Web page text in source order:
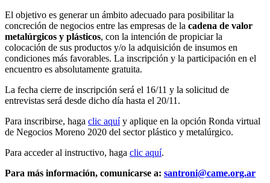
El objetivo es generar un ámbito adecuado para posibilitar la
concreción de negocios entre las empresas de la cadena de valor
metalúrgicos y plásticos, con la intención de propiciar la
colocación de sus productos y/o la adquisición de insumos en
condiciones más favorables. La inscripción y la participación en el
encuentro es absolutamente gratuita.
La fecha cierre de inscripción será el 16/11 y la solicitud de
entrevistas será desde dicho día hasta el 20/11.
Para inscribirse, haga clic aquíy aplique en la opción Ronda virtual
de Negocios Moreno 2020 del sector plástico y metalúrgico.
Para acceder al instructivo, haga clic aquí.
Para más información, comunicarse a: santroni@came.org.ar